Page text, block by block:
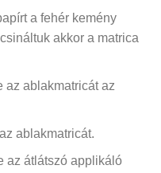
a fehér kemény
akkor a matrica
az ablakmatricát az
ablakmatricát.
az átlátszó applikáló